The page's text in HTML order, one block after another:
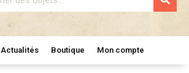
Actualités Boutique Mon compte